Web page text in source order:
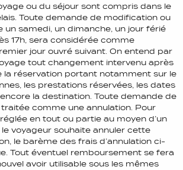
ou du séjour sont compris dans le
Toute demande de modification ou
un samedi, un dimanche, un jour férié
17h, sera considérée comme
jour ouvré suivant. On entend par
tout changement intervenu après
la réservation portant notamment sur le
les prestations réservées, les dates
la destination. Toute demande de
comme une annulation. Pour
en tout ou partie au moyen d’un
le voyageur souhaite annuler cette
le barème des frais d’annulation ci-
Tout éventuel remboursement se fera
avoir utilisable sous les mêmes